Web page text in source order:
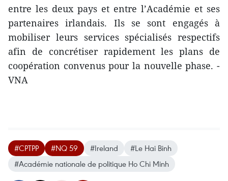
entre les deux pays et entre l’Académie et ses
partenaires irlandais. Ils se sont engagés à
mobiliser leurs services spécialisés respectifs
afin de concrétiser rapidement les plans de
coopération convenus pour la nouvelle phase. -
VNA
#CPTPP #NQ 59 #Ireland
#Le Hai Binh
#Académie nationale de politique Ho Chi Minh